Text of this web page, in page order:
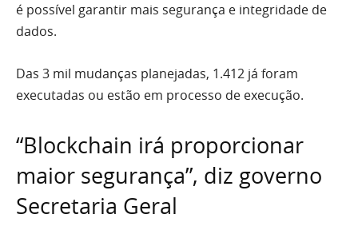
é possível garantir mais segurança e integridade de
dados.
Das 3 mil mudanças planejadas, 1.412 já foram
executadas ou estão em processo de execução.
“Blockchain irá proporcionar
maior segurança”, diz governo
Secretaria Geral